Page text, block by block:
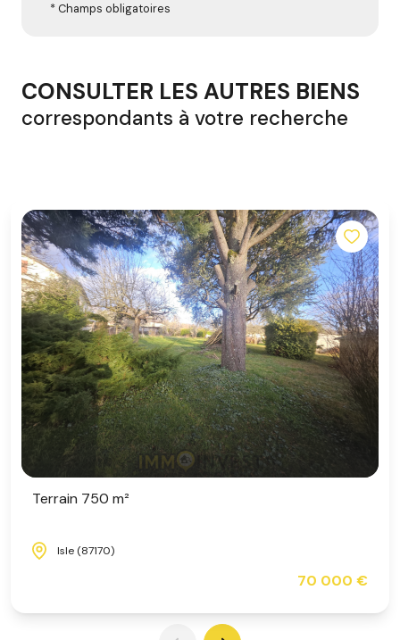
* Champs obligatoires
CONSULTER LES AUTRES BIENS
correspondants à votre recherche
Terrain 750 m²
Isle (87170)
70 000 €